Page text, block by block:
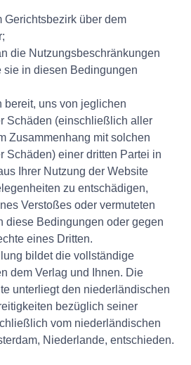
Gerichtsbezirk über dem
die Nutzungsbeschränkungen
sie in diesen Bedingungen
bereit, uns von jeglichen
Schäden (einschließlich aller
Zusammenhang mit solchen
Schäden) einer dritten Partei in
Ihrer Nutzung der Website
zu entschädigen,
Verstoßes oder vermuteten
diese Bedingungen oder gegen
eines Dritten.
bildet die vollständige
dem Verlag und Ihnen. Die
unterliegt den niederländischen
bezüglich seiner
vom niederländischen
Niederlande, entschieden.